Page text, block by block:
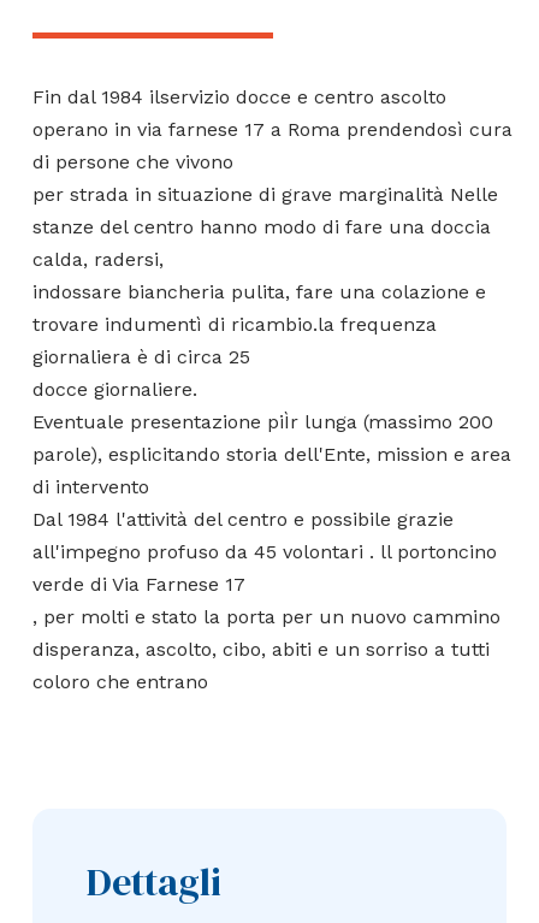
Fin dal 1984 ilservizio docce e centro ascolto
operano in via farnese 17 a Roma prendendosì cura
di persone che vivono
per strada in situazione di grave marginalità Nelle
stanze del centro hanno modo di fare una doccia
calda, radersi,
indossare biancheria pulita, fare una colazione e
trovare indumentì di ricambio.la frequenza
giornaliera è di circa 25
docce giornaliere.
Eventuale presentazione piÌr lunga (massimo 200
parole), esplicitando storia dell'Ente, mission e area
di intervento
Dal 1984 l'attività del centro e possibile grazie
all'impegno profuso da 45 volontari . ll portoncino
verde di Via Farnese 17
, per molti e stato la porta per un nuovo cammino
disperanza, ascolto, cibo, abiti e un sorriso a tutti
coloro che entrano
Dettagli